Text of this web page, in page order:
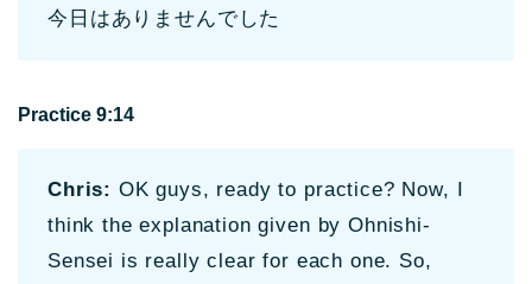
今日はありませんでした
Practice 9:14
Chris: OK guys, ready to practice? Now, I
think the explanation given by Ohnishi-
Sensei is really clear for each one. So,